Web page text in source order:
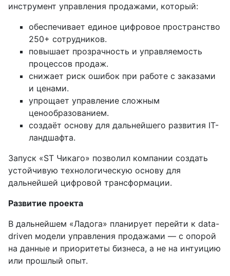
инструмент управления продажами, который:
обеспечивает единое цифровое пространство
250+ сотрудников.
повышает прозрачность и управляемость
процессов продаж.
снижает риск ошибок при работе с заказами
и ценами.
упрощает управление сложным
ценообразованием.
создаёт основу для дальнейшего развития IT-
ландшафта.
Запуск «ST Чикаго» позволил компании создать
устойчивую технологическую основу для
дальнейшей цифровой трансформации.
Развитие проекта
В дальнейшем «Ладога» планирует перейти к data-
driven модели управления продажами — с опорой
на данные и приоритеты бизнеса, а не на интуицию
или прошлый опыт.